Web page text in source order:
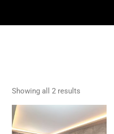
Showing all 2 results